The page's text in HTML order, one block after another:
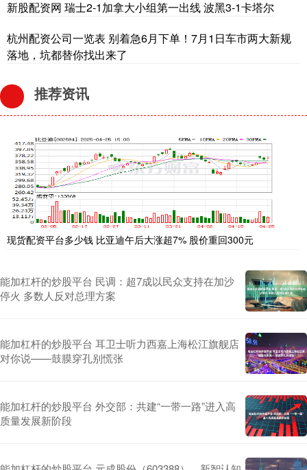
新股配资网 瑞士2-1加拿大小组第一出线 波黑3-1卡塔尔
杭州配资公司一览表 别着急6月下单！7月1日车市两大新规
落地，坑都替你找出来了
推荐资讯
现货配资平台多少钱 比亚迪午后大涨超7% 股价重回300元
能加杠杆的炒股平台 民调：超7成以民众支持在加沙
停火 多数人反对总理方案
能加杠杆的炒股平台 耳卫士听力西嘉上海松江旗舰店
对你说——鼓膜穿孔别慌张
能加杠杆的炒股平台 外交部：共建“一带一路”进入高
质量发展新阶段